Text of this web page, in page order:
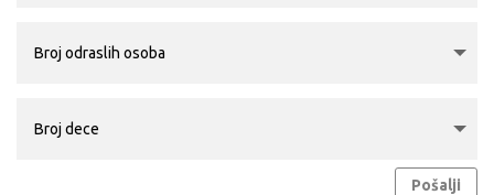
Pošalji